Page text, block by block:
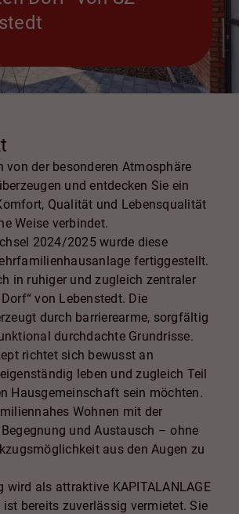
von der besonderen Atmosphäre
und entdecken Sie ein
Qualität und Lebensqualität
Weise verbindet.
2024/2025 wurde diese
fertiggestellt.
in ruhiger und zugleich zentraler
von Lebenstedt. Die
durch barrierearme, sorgfältig
durchdachte Grundrisse.
richtet sich bewusst an
leben und zugleich Teil
Hausgemeinschaft sein möchten.
Wohnen mit der
und Austausch – ohne
aus den Augen zu
wird als attraktive KAPITALANLAGE
bereits zuverlässig vermietet. Sie